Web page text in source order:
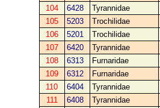
104
6428 Tyrannidae
105
5203 Trochilidae
106
5201 Trochilidae
107
6420 Tyrannidae
108
6313 Furnaridae
109
6312 Furnaridae
110
6404 Tyrannidae
111
6408 Tyrannidae